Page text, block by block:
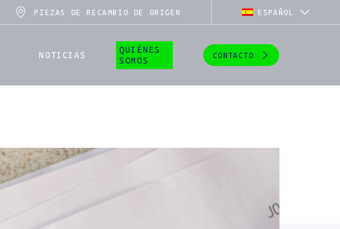
PIEZAS DE RECAMBIO DE ORIGEN ESPAÑOL
NOTICIAS
QUIÉNES
SOMOS
CONTACTO